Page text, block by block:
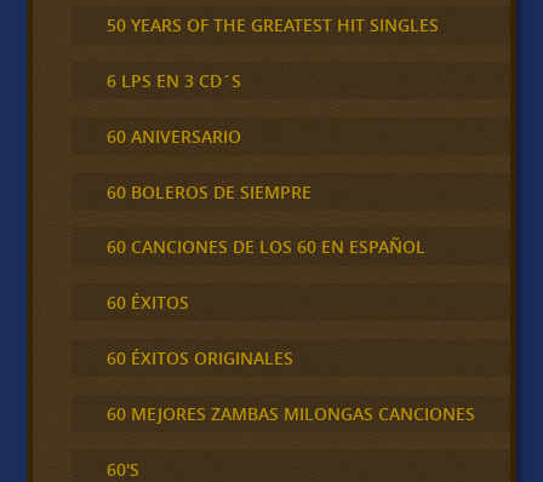
50 YEARS OF THE GREATEST HIT SINGLES
6 LPS EN 3 CD´S
60 ANIVERSARIO
60 BOLEROS DE SIEMPRE
60 CANCIONES DE LOS 60 EN ESPAÑOL
60 ÉXITOS
60 ÉXITOS ORIGINALES
60 MEJORES ZAMBAS MILONGAS CANCIONES
60'S